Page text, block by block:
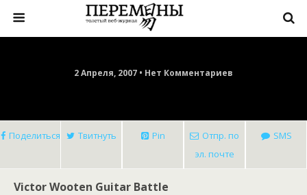
2 Апреля, 2007 • Нет Комментариев
Поделиться Твитнуть Pin
Отпр. по
эл. почте
SMS
Victor Wooten Guitar Battle